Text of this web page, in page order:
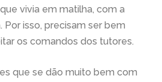
vivia em matilha, com a
isso, precisam ser bem
os comandos dos tutores.
que se dão muito bem com